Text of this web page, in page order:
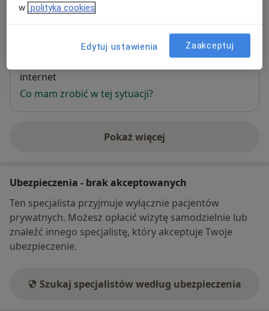
otwiera się w nowej karcie
internet
Co mam zrobić w tej sytuacji?
Pokaż więcej
o adresie
Ubezpieczenia - brak akceptowanych
Ten specjalista przyjmuje wyłącznie pacjentów
prywatnych. Możesz opłacić wizytę samodzielnie lub
znaleźć innego specjalistę, który akceptuje Twoje
ubezpieczenie.
Szukaj specjalistów według ubezpieczenia
w polityka cookies
Edytuj ustawienia Zaakceptuj